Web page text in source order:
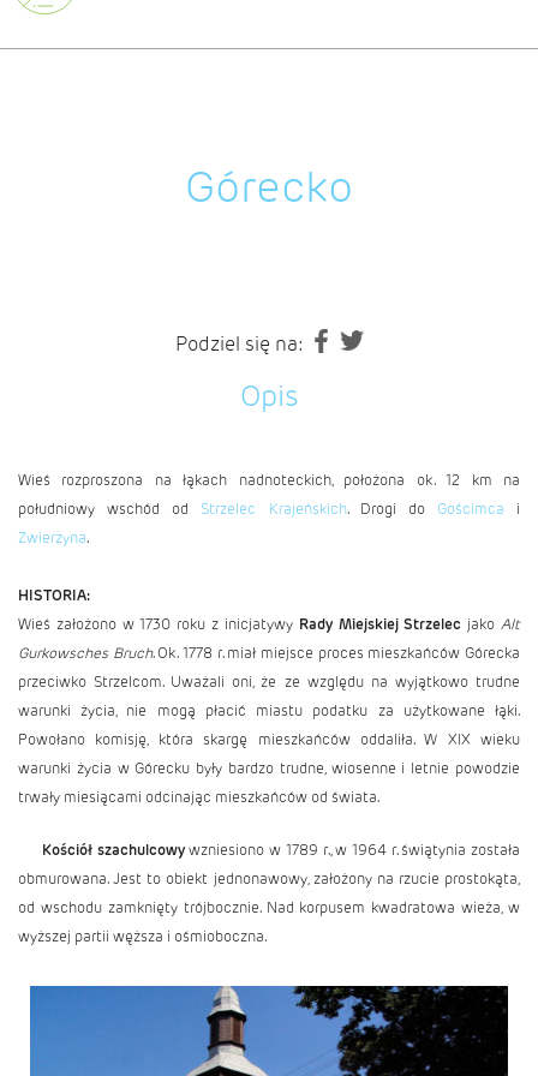
Górecko
Podziel się na:
Opis
Wieś rozproszona na łąkach nadnoteckich, położona ok. 12 km na
południowy wschód od Strzelec Krajeńskich. Drogi do Gościmca i
Zwierzyna.
HISTORIA:
Wieś założono w 1730 roku z inicjatywy Rady Miejskiej Strzelec jakoAlt
Gurkowsches Bruch. Ok. 1778 r. miał miejsce proces mieszkańców Górecka
przeciwko Strzelcom. Uważali oni, że ze względu na wyjątkowo trudne
warunki życia, nie mogą płacić miastu podatku za użytkowane łąki.
Powołano komisję, która skargę mieszkańców oddaliła. W XIX wieku
warunki życia w Górecku były bardzo trudne, wiosenne i letnie powodzie
trwały miesiącami odcinając mieszkańców od świata.
Kościół szachulcowywzniesiono w 1789 r., w 1964 r. świątynia została
obmurowana. Jest to obiekt jednonawowy, założony na rzucie prostokąta,
od wschodu zamknięty trójbocznie. Nad korpusem kwadratowa wieża, w
wyższej partii węższa i ośmioboczna.